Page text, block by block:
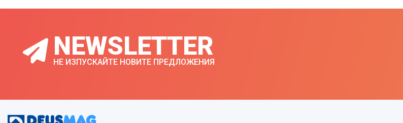
NEWSLETTER
НЕ ИЗПУСКАЙТЕ НОВИТЕ ПРЕДЛОЖЕНИЯ